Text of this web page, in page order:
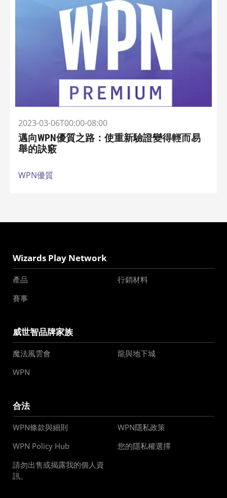
2023-03-06T00:00-08:00
邁向WPN優質之路：使重新驗證變得輕而易
舉的訣竅
WPN優質
Wizards Play Network
產品
行銷材料
賽事
威世智品牌家族
魔法風雲會
龍與地下城
WPN
合法
WPN條款與細則
WPN隱私政策
WPN Policy Hub
您的隱私權選擇
請勿出售或揭露我的個人資
訊。